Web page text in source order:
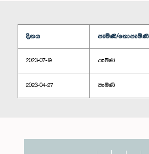
දිනය පැමිණි/නොපැමිණි
2023-07-19 පැමිණි
2023-04-27 පැමිණි